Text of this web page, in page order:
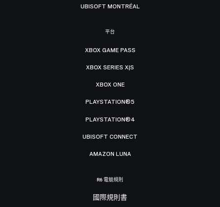
UBISOFT MONTRÉAL
平台
XBOX GAME PASS
XBOX SERIES X|S
XBOX ONE
PLAYSTATION®5
PLAYSTATION®4
UBISOFT CONNECT
AMAZON LUNA
R6 電競規則
國際規則書